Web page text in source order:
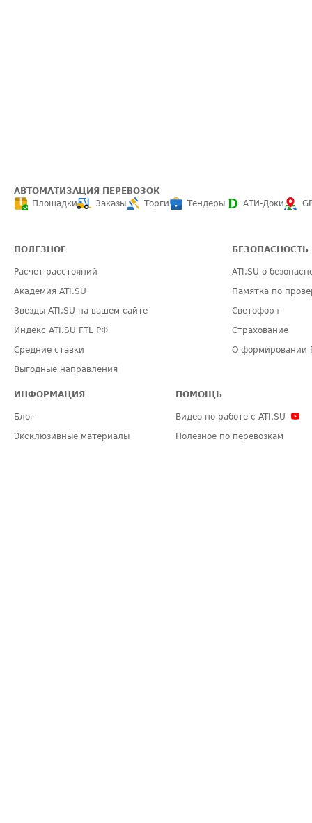
АВТОМАТИЗАЦИЯ ПЕРЕВОЗОК
Площадки
Заказы Торги Тендеры АТИ-Доки
ПОЛЕЗНОЕ
Расчет расстояний
Академия ATI.SU
Звезды ATI.SU на вашем сайте
Индекс ATI.SU FTL РФ
Средние ставки
Выгодные направления
БЕЗОПАСНОСТЬ
ATI.SU о
Памятка по
Светофор+
Страхование
О формировании
ИНФОРМАЦИЯ
Блог
Эксклюзивные материалы
ПОМОЩЬ
Видео по работе с ATI.SU
Полезное по перевозкам